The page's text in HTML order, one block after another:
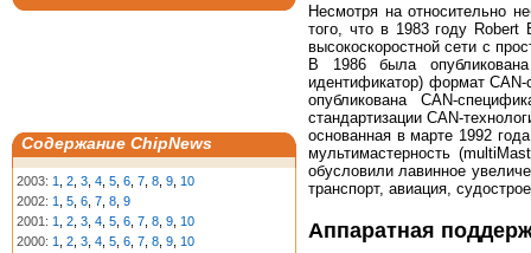
Содержание ChipNews
2003: 1 2 3 4 5 6 7 8 9 10
2002: 1 5 6 7 8 9
2001: 1 2 3 4 5 6 7 8 9 10
2000: 1 2 3 4 5 6 7 8 9 10
Несмотря на относительно
того, что в 1983 году
высокоскоростной сети с
В 1986 была
идентификатор) формат
опубликована CAN-
стандартизации CAN-
основанная в марте 1992
мультимастерность
обусловили лавинное
транспорт, авиация,
Аппаратная